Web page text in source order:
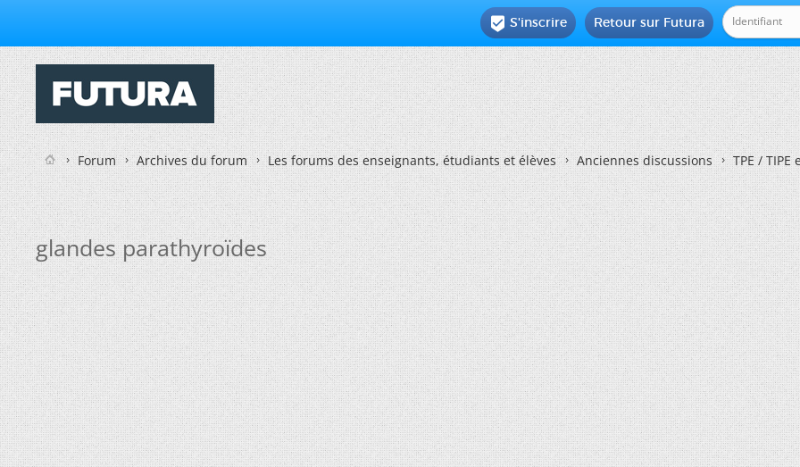
Retour sur Futura
 S'inscrire
Forum Archives du forum Les forums des enseignants, étudiants et élèves Anciennes discussions TPE /
glandes parathyroïdes